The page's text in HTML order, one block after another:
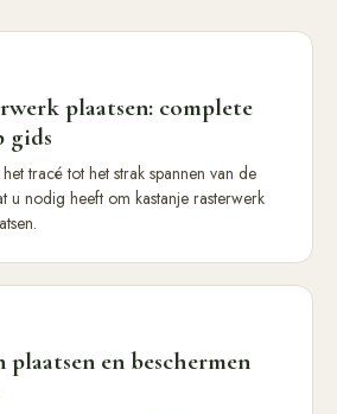
plaatsen: complete
gids
tracé tot het strak spannen van de
u nodig heeft om kastanje rasterwerk
plaatsen en beschermen